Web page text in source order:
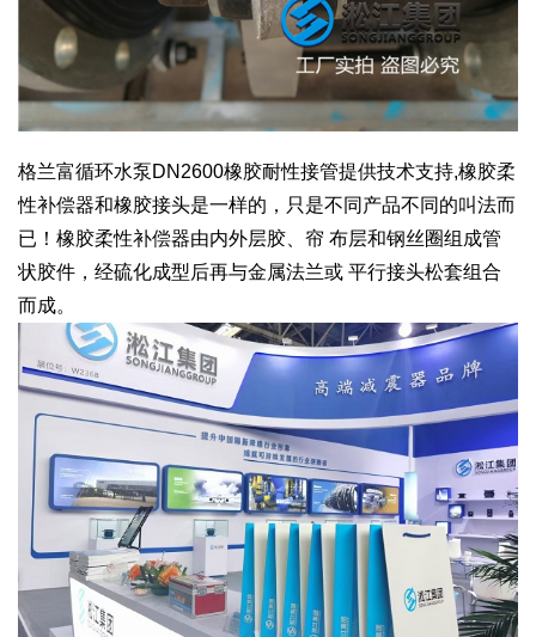
格兰富循环水泵DN2600橡胶耐性接管提供技术支持,橡胶柔
性补偿器和橡胶接头是一样的，只是不同产品不同的叫法而
已！橡胶柔性补偿器由内外层胶、帘 布层和钢丝圈组成管
状胶件，经硫化成型后再与金属法兰或 平行接头松套组合
而成。